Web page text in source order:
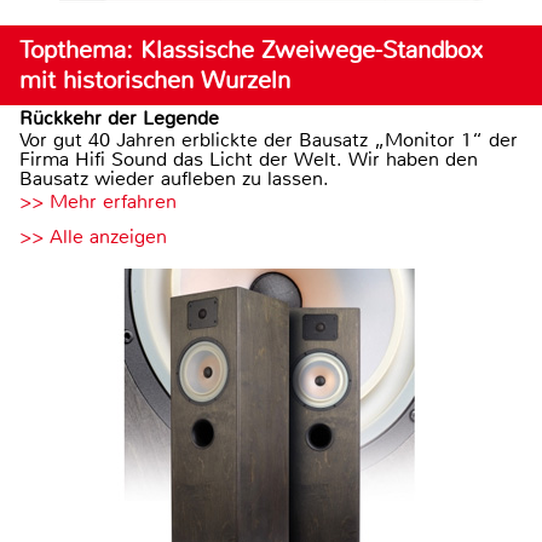
Topthema: Klassische Zweiwege-Standbox
mit historischen Wurzeln
Rückkehr der Legende
Vor gut 40 Jahren erblickte der Bausatz „Monitor 1“ der
Firma Hifi Sound das Licht der Welt. Wir haben den
Bausatz wieder aufleben zu lassen.
>> Mehr erfahren
>> Alle anzeigen